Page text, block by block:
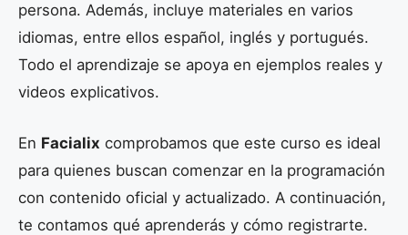
persona. Además, incluye materiales en varios
idiomas, entre ellos español, inglés y portugués.
Todo el aprendizaje se apoya en ejemplos reales y
videos explicativos.
En Facialix comprobamos que este curso es ideal
para quienes buscan comenzar en la programación
con contenido oficial y actualizado. A continuación,
te contamos qué aprenderás y cómo registrarte.